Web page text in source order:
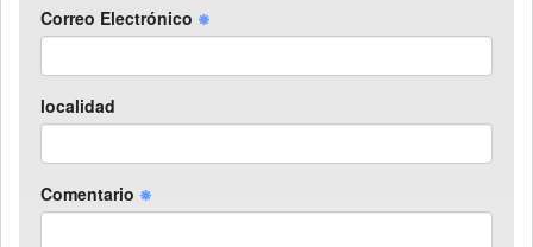
Correo Electrónico
localidad
Comentario